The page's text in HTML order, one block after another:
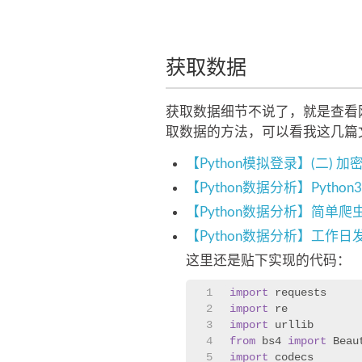
获取数据
获取数据细节不说了，就是查
取数据的方法，可以看我这几篇
【Python模拟登录】(二) 加
【Python数据分析】
【Python数据分析】简单爬
【Python数据分析】工作日
这里还是贴下实现的代码：
1
2
3
4
5
import requests
import re
import urllib
from bs4 import
import codecs